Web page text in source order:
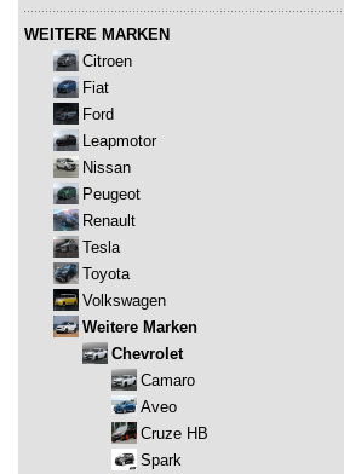
WEITERE MARKEN
Citroen
Fiat
Ford
Leapmotor
Nissan
Peugeot
Renault
Tesla
Toyota
Volkswagen
Weitere Marken
Chevrolet
Camaro
Aveo
Cruze HB
Spark